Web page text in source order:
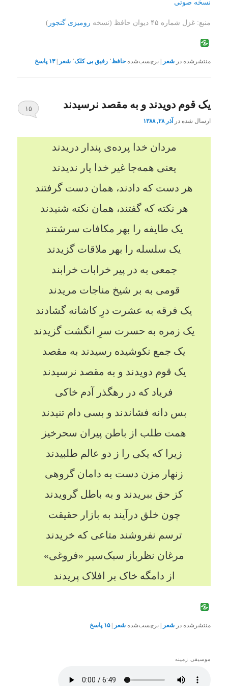
نسخه صوتی
منبع: غزل شماره ۴۵ دیوان حافظ (نسخه رومیزی گنجور )
منتشرشده در شعر |برچسب‌شده حافظ٬ رفیق بی کلک٬ شعر |۱۳ پاسخ
یک قوم دویدند و به مقصد نرسیدند
ارسال شده درآذر ۲۸, ۱۳۸۸
۱۵
مردان خدا پرده‌ی پندار دریدند
یعنی همه‌جا غیر خدا یار ندیدند
هر دست که دادند، همان دست گرفتند
هر نکته که گفتند، همان نکته شنیدند
یک طایفه را بهر مکافات سرشتند
یک سلسله را بهر ملاقات گزیدند
جمعی به در پیر خرابات خرابند
قومی به بر شیخ مناجات مریدند
یک فرقه به عشرت درِ کاشانه گشادند
یک زمره به حسرت سرِ انگشت گزیدند
یک جمع نکوشیده رسیدند به مقصد
یک قوم دویدند و به مقصد نرسیدند
فریاد که در رهگذر آدم خاکی
بس دانه فشاندند و بسی دام تنیدند
همت طلب از باطن پیران سحرخیز
زیرا که یکی را ز دو عالم طلبیدند
زنهار مزن دست به دامان گروهی
کز حق ببریدند و به باطل گرویدند
چون خلق درآیند به بازار حقیقت
ترسم نفروشند متاعی که خریدند
مرغان نظرباز سبک‌سیر «فروغی»
از دامگه خاک بر افلاک پریدند
منتشرشده در شعر |برچسب‌شده شعر |۱۵ پاسخ
موسیقی زمینه